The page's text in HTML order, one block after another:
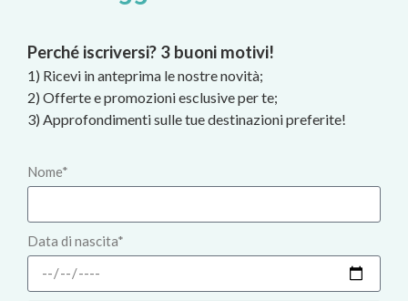
Perché iscriversi? 3 buoni motivi!
1) Ricevi in anteprima le nostre novità;
2) Offerte e promozioni esclusive per te;
3) Approfondimenti sulle tue destinazioni preferite!
Nome*
Data di nascita*